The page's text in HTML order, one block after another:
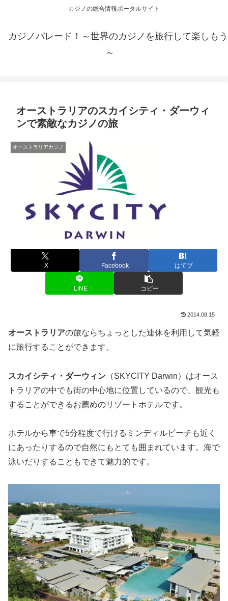
カジノの総合情報ポータルサイト
カジノパレード！～世界のカジノを旅行して楽しもう
～
オーストラリアのスカイシティ・ダーウィ
ンで素敵なカジノの旅
オーストラリアカジノ
X Facebook はてブ
LINE コピー
2014.08.15
オーストラリアの旅ならちょっとした連休を利用して気軽
に旅行することができます。
スカイシティ・ダーウィン （SKYCITY Darwin）はオース
トラリアの中でも街の中心地に位置しているので、観光も
することができるお薦めのリゾートホテルです。
ホテルから車で5分程度で行けるミンディルビーチも近く
にあったりするので自然にもとても囲まれています。海で
泳いだりすることもできて魅力的です。